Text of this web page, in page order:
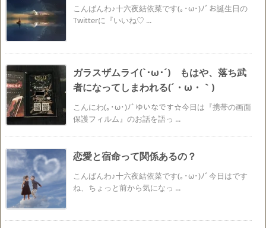
こんばんわ♪十六夜結依菜です(｡･ω･)ﾉﾞお誕生日の
Twitterに『いいね♡ ...
ガラスザムライ(`･ω･´)ゞもはや、落ち武
者になってしまわれる(´・ω・｀)
こんにわ(｡･ω･)ﾉﾞゆいなです☆今日は『携帯の画面
保護フィルム』のお話を語っ ...
恋愛と宿命って関係あるの？
こんばんわ♪十六夜結依菜です(｡･ω･)ﾉﾞ今日はです
ね、ちょっと前から気になっ ...